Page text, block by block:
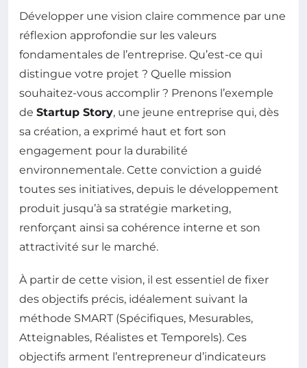
Développer une vision claire commence par une
réflexion approfondie sur les valeurs
fondamentales de l’entreprise. Qu’est-ce qui
distingue votre projet ? Quelle mission
souhaitez-vous accomplir ? Prenons l’exemple
de Startup Story, une jeune entreprise qui, dès
sa création, a exprimé haut et fort son
engagement pour la durabilité
environnementale. Cette conviction a guidé
toutes ses initiatives, depuis le développement
produit jusqu’à sa stratégie marketing,
renforçant ainsi sa cohérence interne et son
attractivité sur le marché.
À partir de cette vision, il est essentiel de fixer
des objectifs précis, idéalement suivant la
méthode SMART (Spécifiques, Mesurables,
Atteignables, Réalistes et Temporels). Ces
objectifs arment l’entrepreneur d’indicateurs